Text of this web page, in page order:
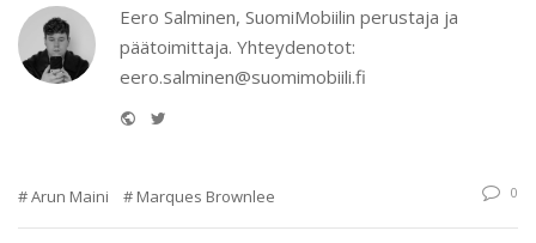
Eero Salminen, SuomiMobiilin perustaja ja
päätoimittaja. Yhteydenotot:
eero.salminen@suomimobiili.fi
Website
Arun Maini Marques Brownlee 0